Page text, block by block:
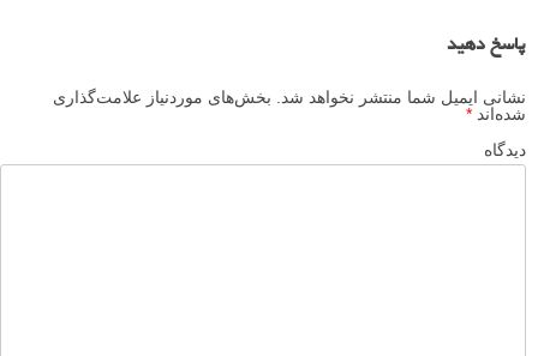
پاسخ دهید
نشانی ایمیل شما منتشر نخواهد شد.
بخش‌های موردنیاز علامت‌گذاری
شده‌اند *
دیدگاه